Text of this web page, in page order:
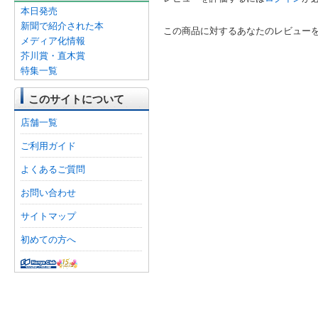
本日発売
新聞で紹介された本
メディア化情報
芥川賞・直木賞
特集一覧
このサイトについて
店舗一覧
ご利用ガイド
よくあるご質問
お問い合わせ
サイトマップ
初めての方へ
この商品に対するあなたのレビュー